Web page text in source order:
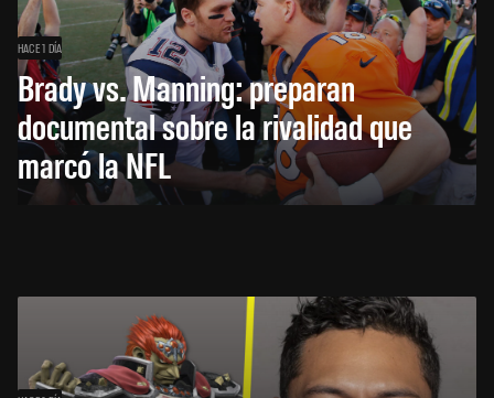
HACE 1 DÍA
Brady vs. Manning: preparan
documental sobre la rivalidad que
marcó la NFL